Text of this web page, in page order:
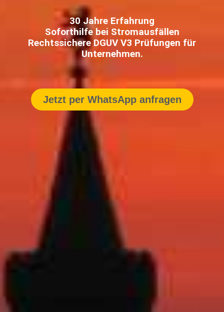
30 Jahre Erfahrung
Soforthilfe bei Stromausfällen
Rechtssichere DGUV V3 Prüfungen für
Unternehmen.
Jetzt per WhatsApp anfragen